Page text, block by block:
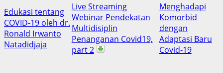
Edukasi tentang
COVID-19 oleh dr.
Ronald Irwanto
Natadidjaja
Live Streaming
Webinar Pendekatan
Multidisiplin
Penanganan Covid19,
part 2
Menghadapi
Komorbid
dengan
Adaptasi Baru
Covid-19